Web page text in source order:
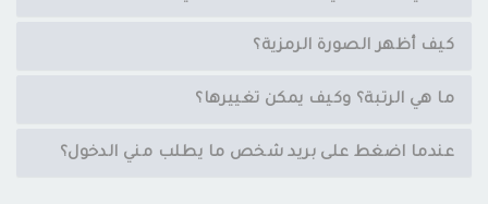
كيف أظهر الصورة الرمزية؟
ما هي الرتبة؟ وكيف يمكن تغييرها؟
عندما اضغط على بريد شخص ما يطلب مني الدخول؟